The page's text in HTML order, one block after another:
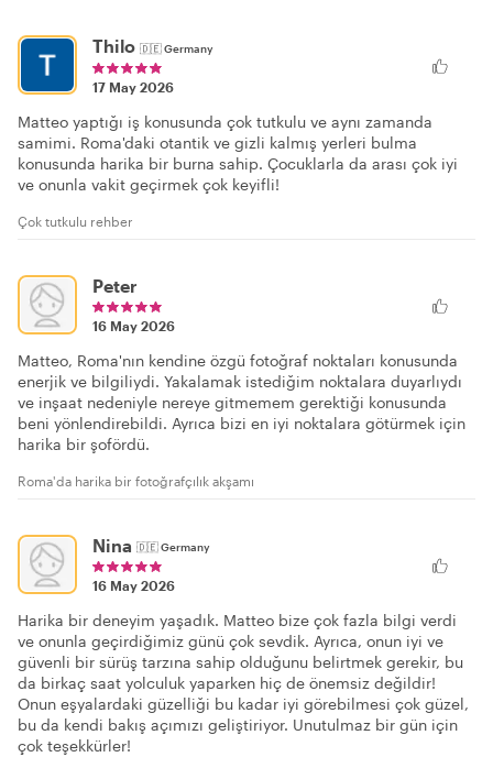
Thilo 🇩🇪Germany
17 May 2026
Matteo yaptığı iş konusunda çok tutkulu ve aynı zamanda
samimi. Roma'daki otantik ve gizli kalmış yerleri bulma
konusunda harika bir burna sahip. Çocuklarla da arası çok iyi
ve onunla vakit geçirmek çok keyifli!
Çok tutkulu rehber
Peter
16 May 2026
Matteo, Roma'nın kendine özgü fotoğraf noktaları konusunda
enerjik ve bilgiliydi. Yakalamak istediğim noktalara duyarlıydı
ve inşaat nedeniyle nereye gitmemem gerektiği konusunda
beni yönlendirebildi. Ayrıca bizi en iyi noktalara götürmek için
harika bir şofördü.
Roma'da harika bir fotoğrafçılık akşamı
Nina 🇩🇪Germany
16 May 2026
Harika bir deneyim yaşadık. Matteo bize çok fazla bilgi verdi
ve onunla geçirdiğimiz günü çok sevdik. Ayrıca, onun iyi ve
güvenli bir sürüş tarzına sahip olduğunu belirtmek gerekir, bu
da birkaç saat yolculuk yaparken hiç de önemsiz değildir!
Onun eşyalardaki güzelliği bu kadar iyi görebilmesi çok güzel,
bu da kendi bakış açımızı geliştiriyor. Unutulmaz bir gün için
çok teşekkürler!